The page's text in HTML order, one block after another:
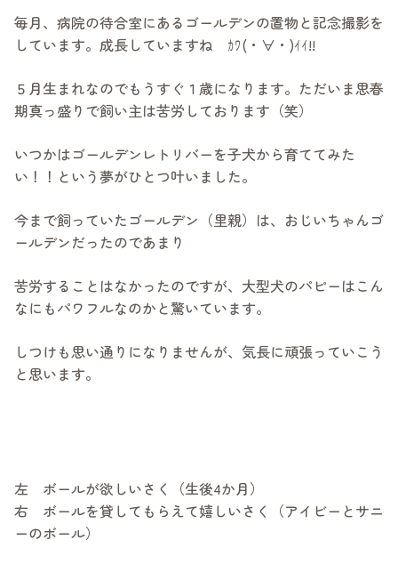
毎月、病院の待合室にあるゴールデンの置物と記念撮影を
しています。成長していますね ｶﾜ(・∀・)ｲｲ!!
５月生まれなのでもうすぐ１歳になります。ただいま思春
期真っ盛りで飼い主は苦労しております（笑）
いつかはゴールデンレトリバーを子犬から育ててみた
い！！という夢がひとつ叶いました。
今まで飼っていたゴールデン（里親）は、おじいちゃんゴ
ールデンだったのであまり
苦労することはなかったのですが、大型犬のパピーはこん
なにもパワフルなのかと驚いています。
しつけも思い通りになりませんが、気長に頑張っていこう
と思います。
左 ボールが欲しいさく（生後4か月）
右 ボールを貸してもらえて嬉しいさく（アイビーとサニ
ーのボール）